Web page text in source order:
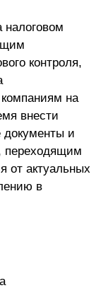
контроля,
на
внести
документы и
переходящим
от актуальных
в